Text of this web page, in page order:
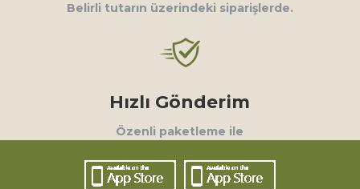
Belirli tutarın üzerindeki siparişlerde.
Hızlı Gönderim
Özenli paketleme ile